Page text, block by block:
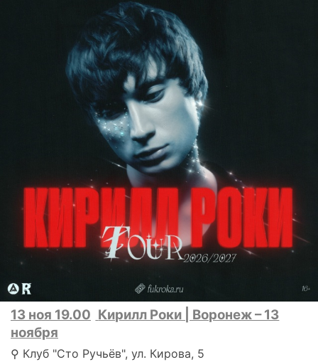
13 ноя 19.00 Кирилл Роки | Воронеж – 13
ноября
⚲ Клуб "Сто Ручьёв", ул. Кирова, 5